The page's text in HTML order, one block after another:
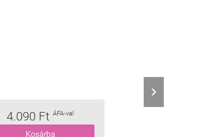
4.090 FtÁFA-val
Kosárba